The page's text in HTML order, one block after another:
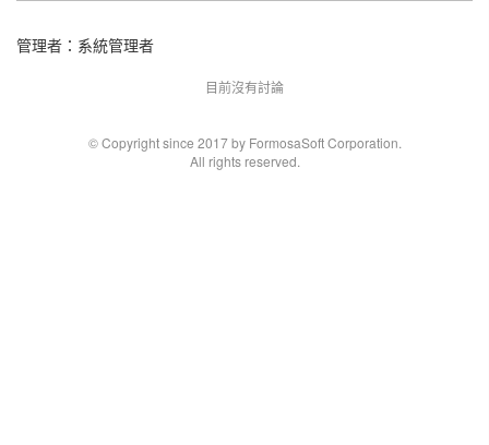
管理者： 系統管理者
目前沒有討論
© Copyright since 2017 by FormosaSoft Corporation.
All rights reserved.